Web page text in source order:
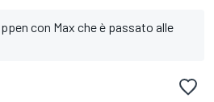
con Max che è passato alle